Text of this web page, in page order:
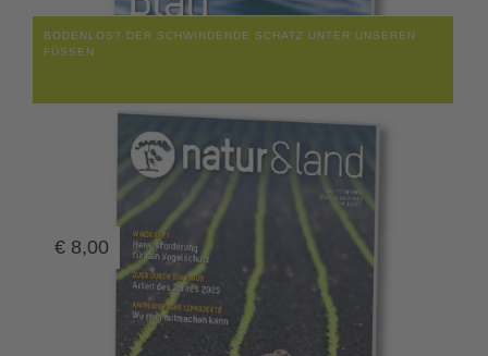
BODENLOS? DER SCHWINDENDE SCHATZ UNTER UNSEREN
FÜSSEN
€ 8,00